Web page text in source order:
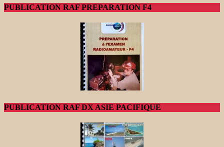
PUBLICATION RAF PREPARATION F4
PUBLICATION RAF DX ASIE PACIFIQUE